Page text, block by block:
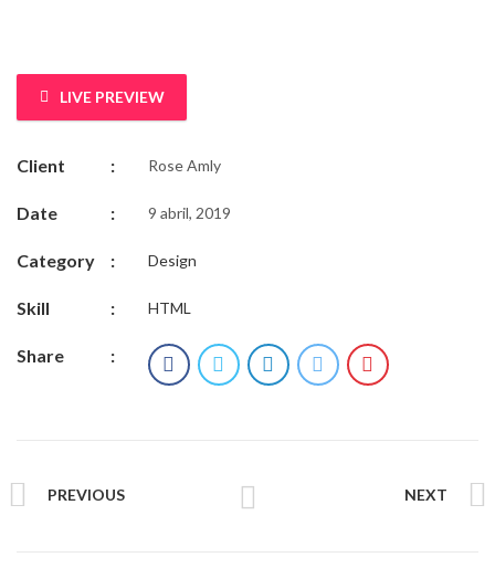
LIVE PREVIEW
Client : Rose Amly
Date : 9 abril, 2019
Category : Design
Skill : HTML
Share :
PREVIOUS NEXT